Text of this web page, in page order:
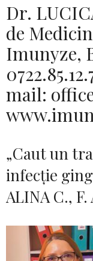
Dr.
de
Imunyze,
mail:
„Caut un
infecție
ALINA C., F.